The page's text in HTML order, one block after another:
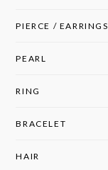
PIERCE / EARRINGS
PEARL
RING
BRACELET
HAIR